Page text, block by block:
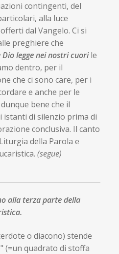
contingenti, del
alla luce
dal Vangelo. Ci si
preghiere che
Dio legge nei nostri cuorile
dentro, per il
che ci sono care, per i
e anche per le
bene che il
istanti di silenzio prima di
conclusiva. Il canto
della Parola e
(segue)
alla terza parte della
o diacono) stende
(=un quadrato di stoffa